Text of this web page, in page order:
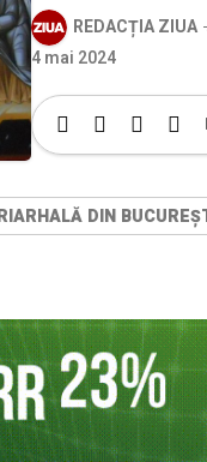
REDACȚIA ZIUA
4 mai 2024
DIN